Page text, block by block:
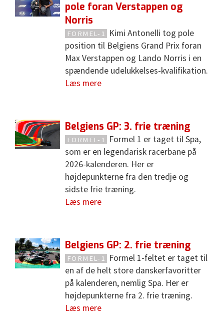
pole foran Verstappen og
Norris
FORMEL-1
Kimi Antonelli tog pole
position til Belgiens Grand Prix foran
Max Verstappen og Lando Norris i en
spændende udelukkelses-kvalifikation.
Læs mere
Belgiens GP: 3. frie træning
FORMEL-1
Formel 1 er taget til Spa,
som er en legendarisk racerbane på
2026-kalenderen. Her er
højdepunkterne fra den tredje og
sidste frie træning.
Læs mere
Belgiens GP: 2. frie træning
FORMEL-1
Formel 1-feltet er taget til
en af de helt store danskerfavoritter
på kalenderen, nemlig Spa. Her er
højdepunkterne fra 2. frie træning.
Læs mere